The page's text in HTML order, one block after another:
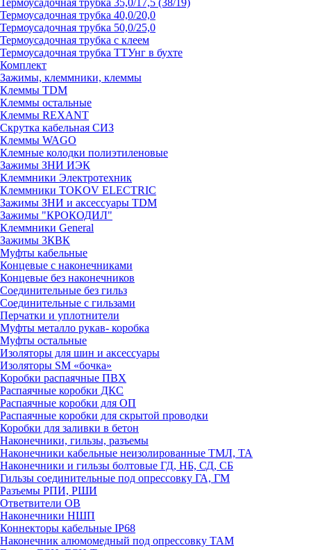
Термоусадочная трубка 35,0/17,5 (38/19)
Термоусадочная трубка 40,0/20,0
Термоусадочная трубка 50,0/25,0
Термоусадочная трубка с клеем
Термоусадочная трубка ТТУнг в бухте
Комплект
Зажимы, клеммники, клеммы
Клеммы TDM
Клеммы остальные
Клеммы REXANT
Скрутка кабельная СИЗ
Клеммы WAGO
Клемные колодки полиэтиленовые
Зажимы ЗНИ ИЭК
Клеммники Электротехник
Клеммники TOKOV ELECTRIC
Зажимы ЗНИ и аксессуары TDM
Зажимы "КРОКОДИЛ"
Клеммники General
Зажимы 3КВК
Муфты кабельные
Концевые с наконечниками
Концевые без наконечников
Соединительные без гильз
Соединительные с гильзами
Перчатки и уплотнители
Муфты металло рукав- коробка
Муфты остальные
Изоляторы для шин и аксессуары
Изоляторы SM «бочка»
Коробки распаячные ПВХ
Распаячные коробки ДКС
Распаячные коробки для ОП
Распаячные коробки для скрытой проводки
Коробки для заливки в бетон
Наконечники, гильзы, разъемы
Наконечники кабельные неизолированные ТМЛ, ТА
Наконечники и гильзы болтовые ГД, НБ, СД, СБ
Гильзы соединительные под опрессовку ГА, ГМ
Разъемы РПИ, РШИ
Ответвители ОВ
Наконечники НШП
Коннекторы кабельные IP68
Наконечник алюмомедный под опрессовку ТАМ